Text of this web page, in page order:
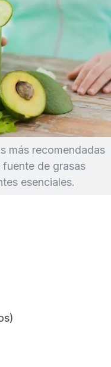
más recomendadas
de grasas
esenciales.